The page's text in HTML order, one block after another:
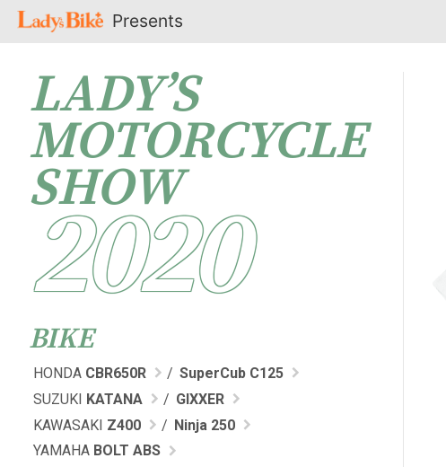
Presents
LADY’S
MOTORCYCLE
SHOW
2020
BIKE
HONDACBR650R
SuperCub C125
SUZUKI KATANA
GIXXER
KAWASAKI Z400
Ninja 250
YAMAHABOLT ABS